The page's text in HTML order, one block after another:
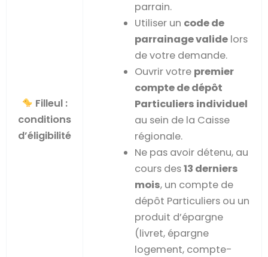
Filleul :
conditions
d’éligibilité
parrain.
Utiliser un code de
parrainage validelors
de votre demande.
Ouvrir votre premier
compte de dépôt
Particuliers individuel
au sein de la Caisse
régionale.
Ne pas avoir détenu, au
cours des13 derniers
mois, un compte de
dépôt Particuliers ou un
produit d’épargne
(livret, épargne
logement, compte-